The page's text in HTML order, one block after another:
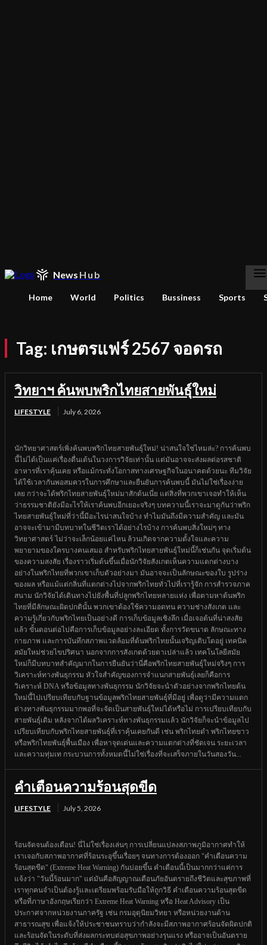
News Hub
Home World Politics Bussiness Sports
Tag: เกษตรแฟร์ 2567 จอดรถ
วิทยาฯ ค้นพบพริกไทยสายพันธุ์ใหม่
LIFESTYLE July 6, 2026
นักวิทยาศาสตร์เพิ่งค้นพบพริกไทยสายพันธุ์ใหม่! น่าสนใจใช่ไหมล่ะ? การค้นพบ
นี้ไม่ได้เป็นแค่เรื่องตื่นเต้นในวงการวิจัยเท่านั้น แต่มันอาจจะส่งผลต่อรสชาติ
อาหารที่เราคุ้นเคย หรือแม้กระทั่งโอกาสทางเศรษฐกิจในอนาคตด้วยนะ ทีมวิจัย
ได้ใช้เวลากันพอสมควรในการศึกษาและยืนยันการค้นพบนี้ มันไม่ใช่เรื่องง่าย
เลย กว่าจะได้พริกไทยสายพันธุ์ใหม่มาสักต้นเนี่ย แต่สิ่งที่พวกเขาเจอทำให้เห็น
ว่าธรรมชาติยังมีอะไรให้เราค้นพบอีกเยอะจริงๆ บทความนี้เราจะมาดูกันว่าพริก
ไทยสายพันธุ์ใหม่ที่ว่านี้มีอะไรน่าสนใจบ้าง ทำไมมันถึงมีความสำคัญ และมัน
อาจจะเข้ามามีบทบาทในชีวิตเราได้อย่างไรบ้าง การค้นพบสิ่งใหม่ๆ ทาง
วิทยาศาสตร์ ไม่ว่าจะเล็กน้อยแค่ไหน ล้วนเกิดจากความตั้งใจและความ
พยายามของใครบางคนเสมอ สำหรับพริกไทยสายพันธุ์ใหม่นี้ก็เช่นกัน จุดเริ่มต้น
ของความสงสัย เรื่องราวเริ่มต้นขึ้นเมื่อนักวิจัยสังเกตเห็นความแตกต่างบาง
อย่างในพริกไทยที่พวกเขาเก็บตัวอย่างมา มันอาจจะเป็นลักษณะของใบ รูปร่าง
ของผล หรือแม้แต่กลิ่นที่แตกต่างไปจากพริกไทยทั่วไปที่เรารู้จัก การสำรวจภาค
สนาม นักวิจัยได้เดินทางไปยังพื้นที่ปลูกพริกไทยหลายแห่ง เพื่อตามหาต้นพริก
ไทยที่มีลักษณะผิดปกตินั้น พวกเขาต้องใช้ความอดทน ความช่างสังเกต และ
ความรู้เกี่ยวกับพริกไทยเป็นอย่างดี การเก็บข้อมูลเชิงลึก เมื่อเจอต้นที่น่าสงสัย
แล้ว ขั้นตอนต่อไปคือการเก็บข้อมูลอย่างละเอียด ทั้งการวัดขนาด ลักษณะทาง
กายภาพ และการบันทึกสภาพแวดล้อมที่ต้นพริกไทยนั้นเจริญเติบโตอยู่ เทคนิค
สมัยใหม่ช่วยไขปริศนา นอกจากการสังเกตด้วยตาเปล่าแล้ว เทคโนโลยีสมัย
ใหม่ก็มีบทบาทสำคัญมากในการยืนยันว่านี่คือพริกไทยสายพันธุ์ใหม่จริงๆ การ
วิเคราะห์ทางพันธุกรรม หัวใจสำคัญของการจำแนกสายพันธุ์เลยก็คือการ
วิเคราะห์ DNA หรือข้อมูลทางพันธุกรรม นักวิจัยจะนำตัวอย่างจากพริกไทยต้น
ใหม่นี้ไปเปรียบเทียบกับฐานข้อมูลพริกไทยสายพันธุ์ที่มีอยู่ เพื่อดูว่ามีความแตก
ต่างทางพันธุกรรมมากพอที่จะจัดเป็นสายพันธุ์ใหม่ได้หรือไม่ การเปรียบเทียบกับ
สายพันธุ์เดิม หลังจากได้ผลวิเคราะห์ทางพันธุกรรมแล้ว นักวิจัยก็จะนำข้อมูลไป
เปรียบเทียบกับพริกไทยสายพันธุ์ที่เราคุ้นเคยกันดี เช่น พริกไทยดำ พริกไทยขาว
หรือพริกไทยพันธุ์พื้นเมือง เพื่อหาจุดเด่นและความแตกต่างที่ชัดเจน ระยะเวลา
และความทุ่มเท กระบวนการทั้งหมดนี้ไม่ใช่เรื่องที่จะเสร็จภายในวันสองวัน...
คำเตือนความร้อนสุดขีด
LIFESTYLE July 5, 2026
ร้อนจัดจนต้องเตือน! นี่ไม่ใช่เรื่องเล่นๆ การเปลี่ยนแปลงสภาพภูมิอากาศทำให้
เราเจอกับสภาพอากาศที่ร้อนระอุขึ้นเรื่อยๆ จนทางการต้องออก "คำเตือนความ
ร้อนสุดขีด" (Extreme Heat Warning) กันบ่อยขึ้น คำเตือนนี้เป็นมากกว่าแค่การ
แจ้งว่า "วันนี้ร้อนมาก" แต่มันคือสัญญาณเตือนภัยอันตรายถึงชีวิตและสุขภาพที่
เราทุกคนจำเป็นต้องรู้และเตรียมพร้อมรับมือให้ถูกวิธี คำเตือนความร้อนสุดขีด
หรือที่ภาษาอังกฤษเรียกว่า Extreme Heat Warning หรือ Heat Advisory เป็น
ประกาศจากหน่วยงานภาครัฐ เช่น กรมอุตุนิยมวิทยา หรือหน่วยงานด้าน
สาธารณสุข เพื่อแจ้งให้ประชาชนทราบว่ากำลังจะมีสภาพอากาศร้อนจัดผิดปกติ
และร้อนจัดในระดับที่ส่งผลกระทบต่อสุขภาพอย่างรุนแรง หรืออาจเป็นอันตราย